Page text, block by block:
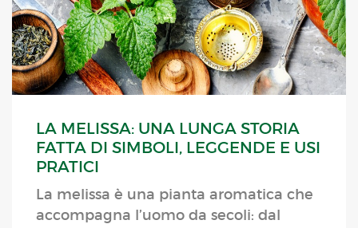
LA MELISSA: UNA LUNGA STORIA
FATTA DI SIMBOLI, LEGGENDE E USI
PRATICI
La melissa è una pianta aromatica che
accompagna l’uomo da secoli: dal